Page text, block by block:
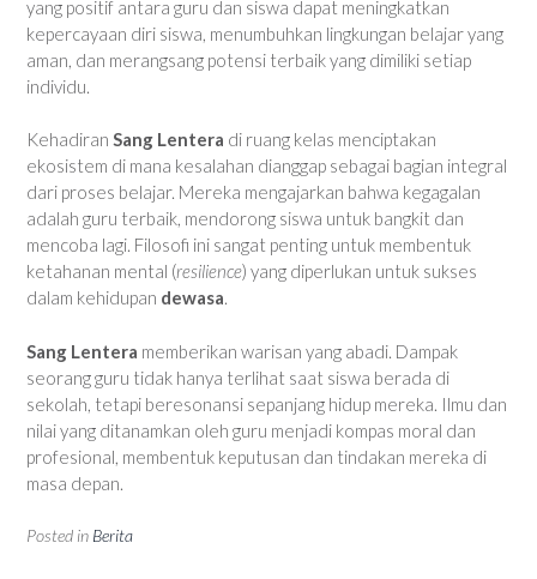
yang positif antara guru dan siswa dapat meningkatkan
kepercayaan diri siswa, menumbuhkan lingkungan belajar yang
aman, dan merangsang potensi terbaik yang dimiliki setiap
individu.
Kehadiran Sang Lentera di ruang kelas menciptakan
ekosistem di mana kesalahan dianggap sebagai bagian integral
dari proses belajar. Mereka mengajarkan bahwa kegagalan
adalah guru terbaik, mendorong siswa untuk bangkit dan
mencoba lagi. Filosofi ini sangat penting untuk membentuk
ketahanan mental (resilience) yang diperlukan untuk sukses
dalam kehidupan dewasa.
Sang Lentera memberikan warisan yang abadi. Dampak
seorang guru tidak hanya terlihat saat siswa berada di
sekolah, tetapi beresonansi sepanjang hidup mereka. Ilmu dan
nilai yang ditanamkan oleh guru menjadi kompas moral dan
profesional, membentuk keputusan dan tindakan mereka di
masa depan.
Posted in Berita